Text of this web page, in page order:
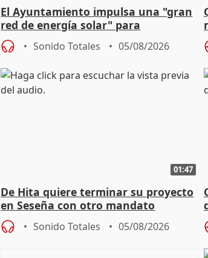
El Ayuntamiento impulsa una "gran
red de energía solar" para
autoconsumo
Sonido Totales 05/08/2026
01:47
De Hita quiere terminar su proyecto
en Seseña con otro mandato
Sonido Totales 05/08/2026